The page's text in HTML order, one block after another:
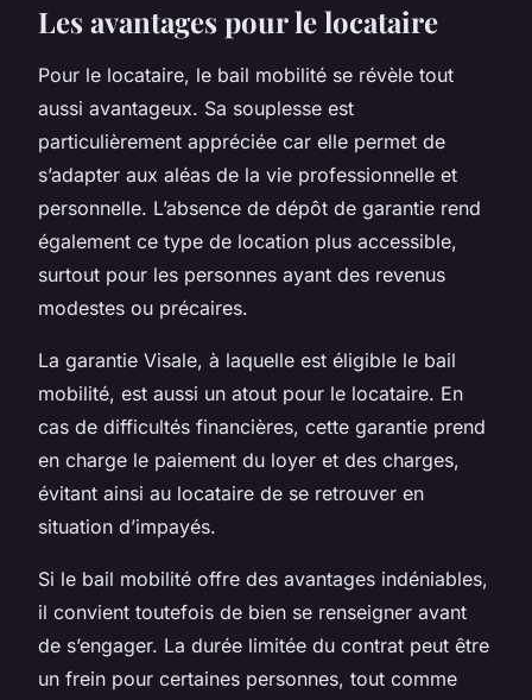
Les avantages pour le locataire
Pour le locataire, le bail mobilité se révèle tout
aussi avantageux. Sa souplesse est
particulièrement appréciée car elle permet de
s’adapter aux aléas de la vie professionnelle et
personnelle. L’absence de dépôt de garantie rend
également ce type de location plus accessible,
surtout pour les personnes ayant des revenus
modestes ou précaires.
La garantie Visale, à laquelle est éligible le bail
mobilité, est aussi un atout pour le locataire. En
cas de difficultés financières, cette garantie prend
en charge le paiement du loyer et des charges,
évitant ainsi au locataire de se retrouver en
situation d’impayés.
Si le bail mobilité offre des avantages indéniables,
il convient toutefois de bien se renseigner avant
de s’engager. La durée limitée du contrat peut être
un frein pour certaines personnes, tout comme